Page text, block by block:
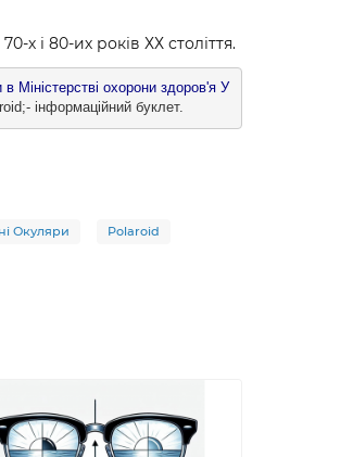
х і 80-их років ХХ століття.
Міністерстві охорони здоров'я У
інформаційний буклет.
Окуляри Polaroid